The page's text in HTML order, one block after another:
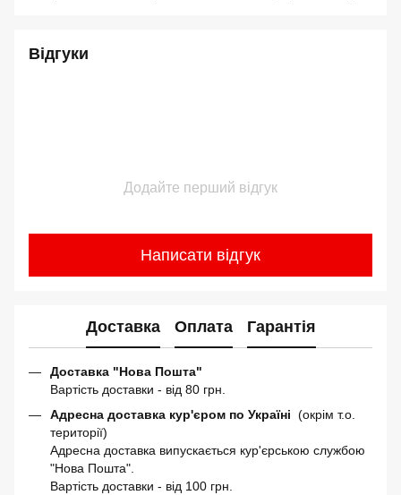
Відгуки
Додайте перший відгук
Написати відгук
Доставка Оплата Гарантія
Доставка "Нова Пошта"
Вартість доставки - від 80 грн.
Адресна доставка кур'єром по Україні (окрім т.о.
території)
Адресна доставка випускається кур'єрською службою
"Нова Пошта".
Вартість доставки - від 100 грн.